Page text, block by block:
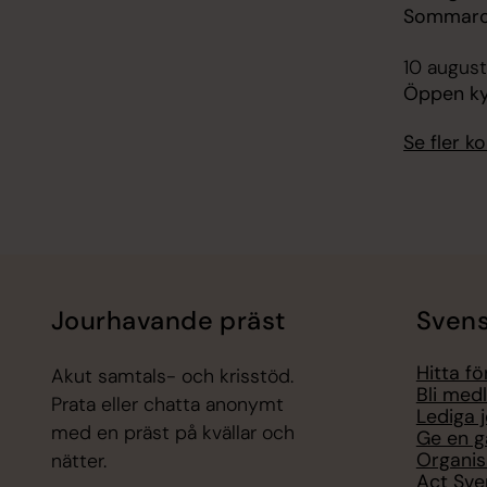
10
Öppen
Se fler
Jourhavande präst
Akut samtals- och krisstöd.
Prata eller chatta anonymt
med en präst på kvällar och
nätter.
Hitta
Bli
Lediga
Ge en